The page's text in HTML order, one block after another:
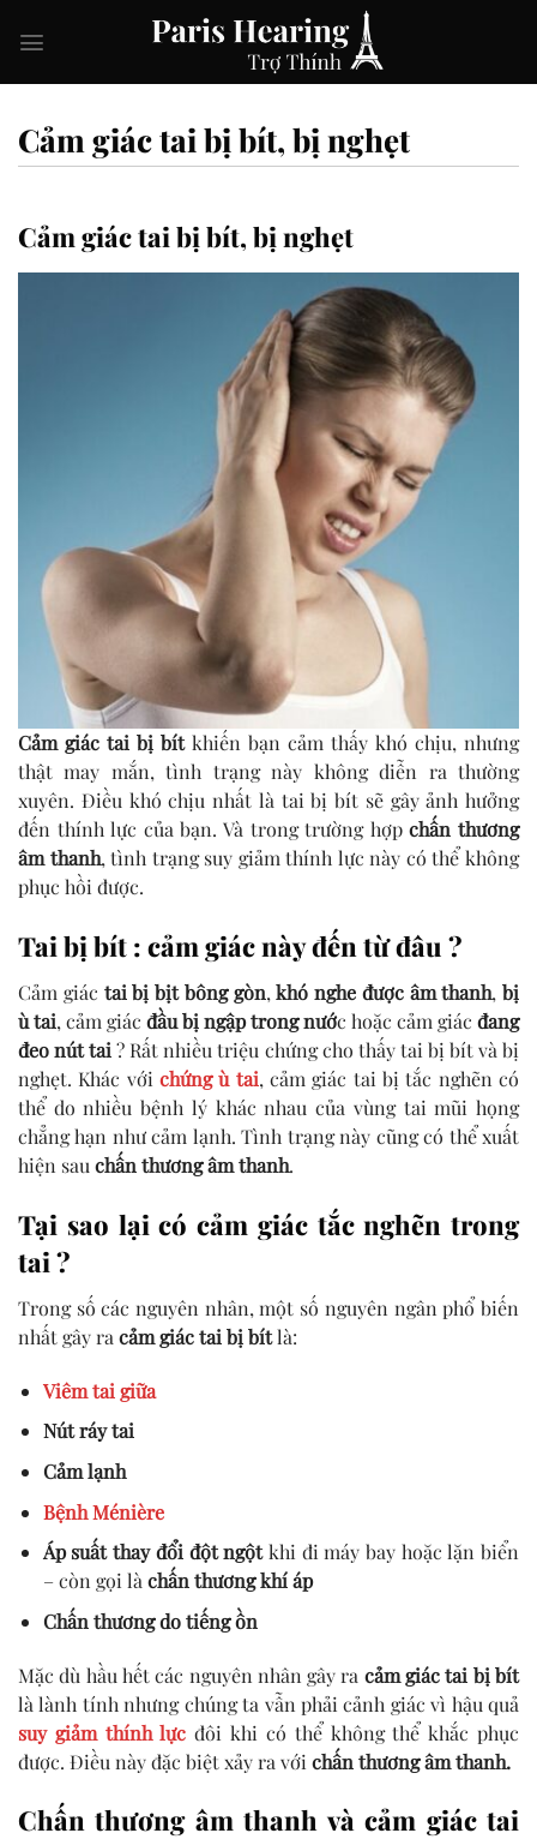
Cảm giác tai bị bít, bị nghẹt
Cảm giác tai bị bít, bị nghẹt
Cảm giác tai bị bítkhiến bạn cảm thấy khó chịu, nhưng
thật may mắn, tình trạng này không diễn ra thường
xuyên. Điều khó chịu nhất là tai bị bít sẽ gây ảnh hưởng
đến thính lực của bạn. Và trong trường hợpchấn thương
âm thanh, tình trạng suy giảm thính lực này có thể không
phục hồi được.
Tai bị bít : cảm giác này đến từ đâu ?
Cảm giác tai bị bịt bông gòn,khó nghe được âm thanh, bị
ù tai, cảm giác đầu bị ngập trong nước hoặc cảm giác đang
đeo nút tai ? Rất nhiều triệu chứng cho thấy tai bị bít và bị
nghẹt. Khác với chứng ù tai, cảm giác tai bị tắc nghẽn có
thể do nhiều bệnh lý khác nhau của vùng tai mũi họng
chẳng hạn như cảm lạnh. Tình trạng này cũng có thể xuất
hiện sau chấn thương âm thanh.
Tại sao lại có cảm giác tắc nghẽn trong
tai ?
Trong số các nguyên nhân, một số nguyên ngân phổ biến
nhất gây ra cảm giác tai bị bítlà:
Viêm tai giữa
Nút ráy tai
Cảm lạnh
Bệnh Ménière
Áp suất thay đổi đột ngộtkhi đi máy bay hoặc lặn biển
– còn gọi là chấn thương khí áp
Chấn thương do tiếng ồn
Mặc dù hầu hết các nguyên nhân gây ra cảm giác tai bị bít
là lành tính nhưng chúng ta vẫn phải cảnh giác vì hậu quả
suy giảm thính lực đôi khi có thể không thể khắc phục
được. Điều này đặc biệt xảy ra với chấn thương âm thanh.
Chấn thương âm thanh và cảm giác tai